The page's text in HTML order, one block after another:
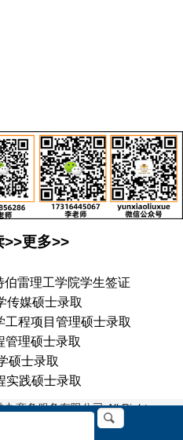
>>更多>>
雷理工学院学生签证
传媒硕士录取
程项目管理硕士录取
管理硕士录取
硕士录取
实践硕士录取
商务服务有限公司 All Rights
2021027947号-5
区栖霞路33号2楼